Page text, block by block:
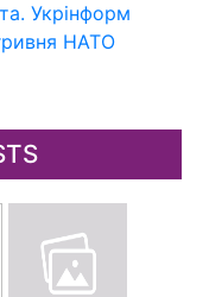
Укрінформ
НАТО